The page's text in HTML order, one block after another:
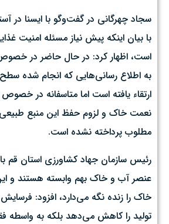
سجاد چهرگانی در گفت‌وگو با ایسنا در
با بیان اینکه پیش نیاز مسئله امنیت
است، اظهار کرد: در حال حاضر در
به اطلاع رسانی‌هایی که انجام شده
ارتقاء یافته است اما متاسفانه در
نعمت خاک و لزوم حفظ این منبع
مطلوب پرداخته نشده است.
رئیس سازمان جهاد کشاورزی استان قم با
عنصر آب و خاک بهم وابسته هستند و
خاک را زنده نگه می‌دارد، افزود:
تولید را کاهش می‌دهد بلکه به واسطه